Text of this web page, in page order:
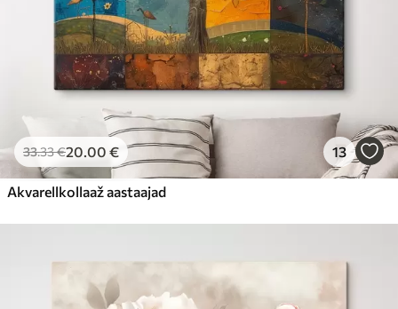
33.33€20.00 € 13
Akvarellkollaaž aastaajad